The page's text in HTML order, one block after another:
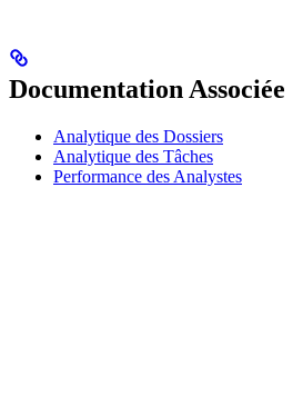
Documentation Associée
Analytique des Dossiers
Analytique des Tâches
Performance des Analystes